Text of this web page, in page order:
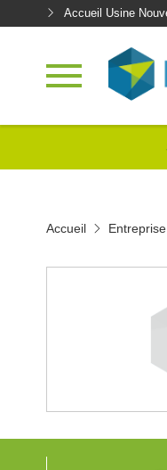
Accueil Usine
Accueil